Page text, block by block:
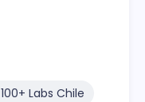
100+ Labs Chile